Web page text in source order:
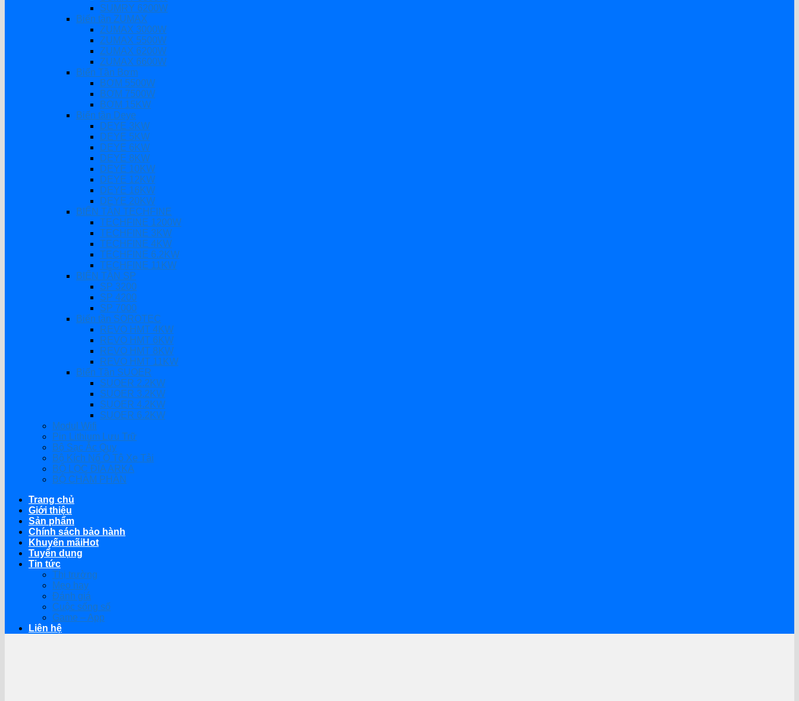
SUMRY 6200W
Biến tần ZUMAX
ZUMAX 3000W
ZUMAX 5500W
ZUMAX 6200W
ZUMAX 6600W
Biến Tần Bơm
BƠM 5500W
BƠM 7500W
BƠM 15KW
Biến tần Deye
DEYE 3KW
DEYE 5KW
DEYE 6KW
DEYE 8KW
DEYE 10KW
DEYE 12KW
DEYE 16KW
DEYE 20KW
BIẾN TẦN TECHFINE
TECHFINE 1200W
TECHFINE 3KW
TECHFINE 4KW
TECHFINE 6.2KW
TECHFINE 11KW
BIẾN TẦN SP
SP 3200
SP 4200
SP 7000
Biến tần SOROTEC
REVO HMT 4KW
REVO HMT 6KW
REVO HMT 8KW
REVO HMT 11KW
Biến Tần SUOER
SUOER 2.2KW
SUOER 3.2KW
SUOER 4.2KW
SUOER 6.2KW
Modul Wifi
Pin Lithium Lưu Trữ
Bộ Sạc Ắc Quy
Bộ Kích Nổ Ô Tô Xe Tải
BỘ LỌC ĐĨA ARKA
BỘ CHÂM PHÂN
Trang chủ
Giới thiệu
Sản phẩm
Chính sách bảo hành
Khuyến mãi
Tuyển dụng
Tin tức
Thị trường
Mẹo hay
Đánh giá
Cuộc sống số
Game – App
Liên hệ